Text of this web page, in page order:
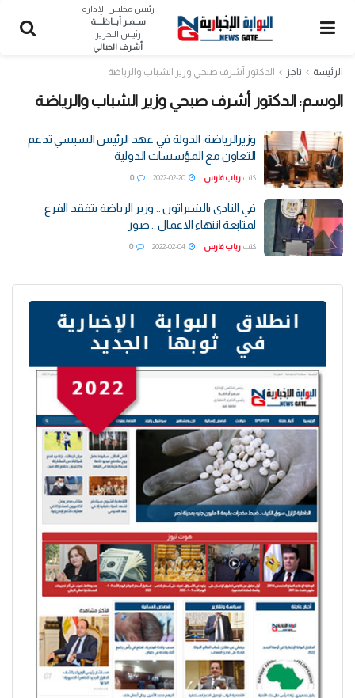
رئيس مجلس الإدارة
ســمـر أبــاظــــة
رئيس التحرير
أشرف الجبالي
الرئيسة تاجز الدكتور أشرف صبحي وزير الشباب والرياضة
الوسم: الدكتور أشرف صبحي وزير الشباب والرياضة
وزيرالرياضة: الدولة في عهد الرئيس السيسي تدعم
التعاون مع المؤسسات الدولية
كتب رباب فارس 0
في النادى بالشيراتون .. وزير الرياضة يتفقد الفرع
لمتابعة انتهاء الاعمال .. صور
كتب رباب فارس 0